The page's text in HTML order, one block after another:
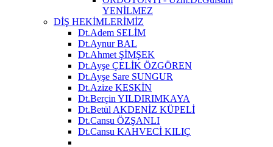
YENİLMEZ
DİŞ HEKİMLERİMİZ
Dt.Adem SELİM
Dt.Aynur BAL
Dt.Ahmet ŞİMŞEK
Dt.Ayşe ÇELİK ÖZGÖREN
Dt.Ayşe Sare SUNGUR
Dt.Azize KESKİN
Dt.Berçin YILDIRIMKAYA
Dt.Betül AKDENİZ KÜPELİ
Dt.Cansu ÖZŞANLI
Dt.Cansu KAHVECİ KILIÇ